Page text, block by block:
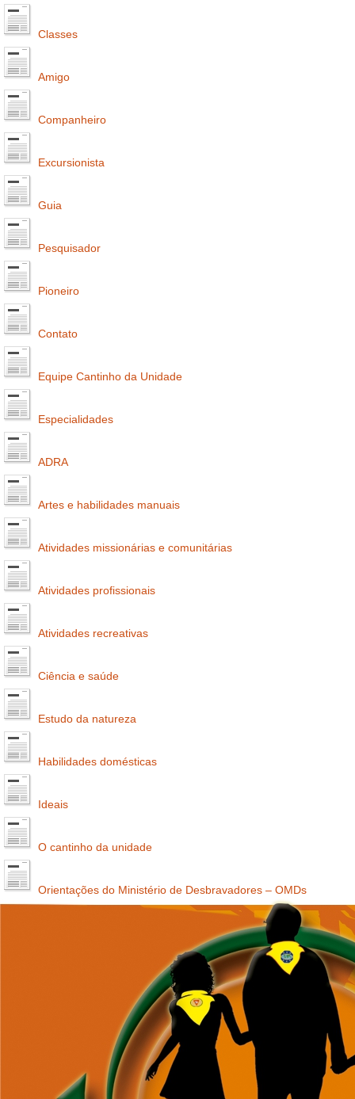
Classes
Amigo
Companheiro
Excursionista
Guia
Pesquisador
Pioneiro
Contato
Equipe Cantinho da Unidade
Especialidades
ADRA
Artes e habilidades manuais
Atividades missionárias e comunitárias
Atividades profissionais
Atividades recreativas
Ciência e saúde
Estudo da natureza
Habilidades domésticas
Ideais
O cantinho da unidade
Orientações do Ministério de Desbravadores – OMDs